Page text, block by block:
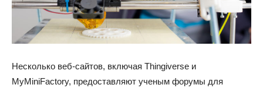
Несколько веб-сайтов, включая Thingiverse и
MyMiniFactory, предоставляют ученым форумы для